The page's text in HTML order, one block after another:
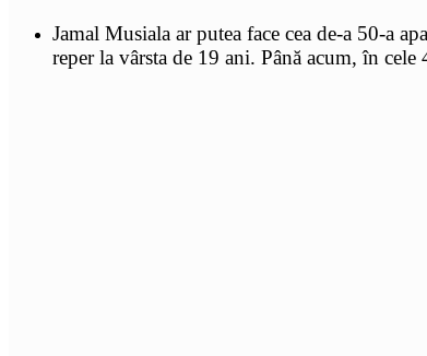
Jamal Musiala ar putea face cea de-a 50-a
reper la vârsta de 19 ani. Până acum, în